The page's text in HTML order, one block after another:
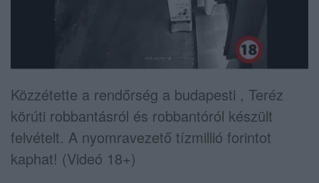
Közzétette a rendőrség a budapesti , Teréz
körúti robbantásról és robbantóról készült
felvételt. A nyomravezető tízmillió forintot
kaphat! (Videó 18+)